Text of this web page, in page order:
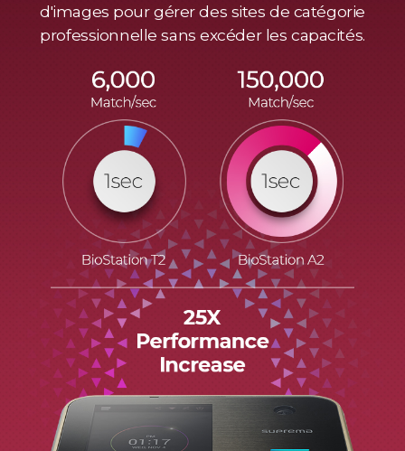
d'images pour gérer des sites de catégorie
professionnelle sans excéder les capacités.